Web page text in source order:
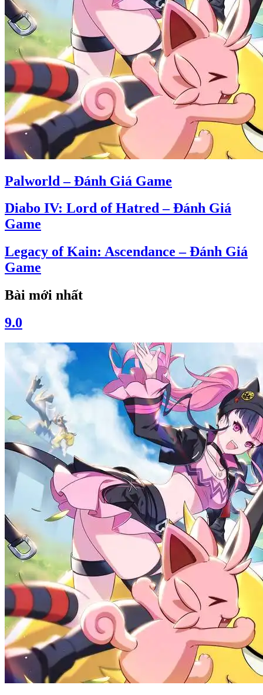
Palworld – Đánh Giá Game
Diabo IV: Lord of Hatred – Đánh Giá
Game
Legacy of Kain: Ascendance – Đánh Giá
Game
Bài mới nhất
9.0